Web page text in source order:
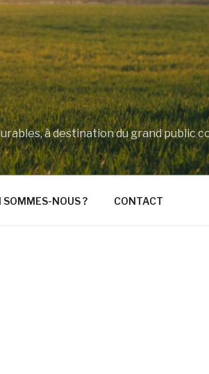
à destination du grand public
SOMMES-NOUS ? CONTACT